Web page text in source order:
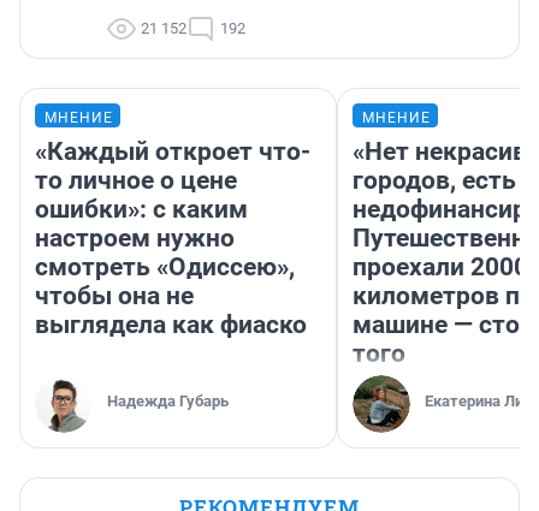
21 152 192
МНЕНИЕ
«Каждый откроет что-
то личное о цене
ошибки»: с каким
настроем нужно
смотреть «Одиссею»,
чтобы она не
выглядела как фиаско
Надежда Губарь
МНЕНИЕ
«Нет
городов, есть
проехали 2000
километров по
машине —
того
Екатерина